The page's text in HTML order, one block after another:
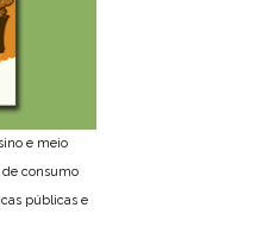
e meio
consumo
públicas e